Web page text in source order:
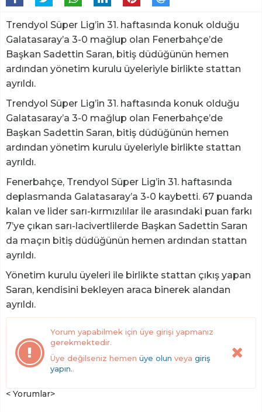
Trendyol Süper Lig’in 31. haftasında konuk olduğu
Galatasaray’a 3-0 mağlup olan Fenerbahçe’de
Başkan Sadettin Saran, bitiş düdüğünün hemen
ardından yönetim kurulu üyeleriyle birlikte stattan
ayrıldı.
Trendyol Süper Lig’in 31. haftasında konuk olduğu
Galatasaray’a 3-0 mağlup olan Fenerbahçe’de
Başkan Sadettin Saran, bitiş düdüğünün hemen
ardından yönetim kurulu üyeleriyle birlikte stattan
ayrıldı.
Fenerbahçe, Trendyol Süper Lig’in 31. haftasında
deplasmanda Galatasaray’a 3-0 kaybetti. 67 puanda
kalan ve lider sarı-kırmızılılar ile arasındaki puan farkı
7’ye çıkan sarı-lacivertlilerde Başkan Sadettin Saran
da maçın bitiş düdüğünün hemen ardından stattan
ayrıldı.
Yönetim kurulu üyeleri ile birlikte stattan çıkış yapan
Saran, kendisini bekleyen araca binerek alandan
ayrıldı.
Yorum yapabilmek için üye girişi yapmanız
gerekmektedir.
Üye değilseniz hemen üye olun veya giriş
yapın..
< Yorumlar>